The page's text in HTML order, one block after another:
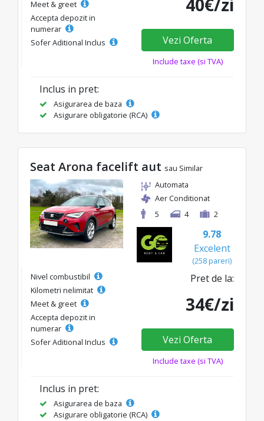
Meet & greet
Accepta depozit in
numerar
Sofer Aditional Inclus
40€/zi
Vezi Oferta
Include taxe (si TVA)
Inclus in pret:
Asigurarea de baza
Asigurare obligatorie (RCA)
Seat Arona facelift aut sau Similar
Automata
Aer Conditionat
5
4 2
9.78
Excelent
(258 pareri)
Nivel combustibil
Kilometri nelimitat
Meet & greet
Accepta depozit in
numerar
Sofer Aditional Inclus
Pret de la:
34€/zi
Vezi Oferta
Include taxe (si TVA)
Inclus in pret:
Asigurarea de baza
Asigurare obligatorie (RCA)